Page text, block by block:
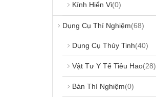
Kính Hiển Vi(0)
Dụng Cụ Thí Nghiệm(68)
Dụng Cụ Thủy Tinh(40)
Vật Tư Y Tế Tiêu Hao(28)
Bàn Thí Nghiệm(0)